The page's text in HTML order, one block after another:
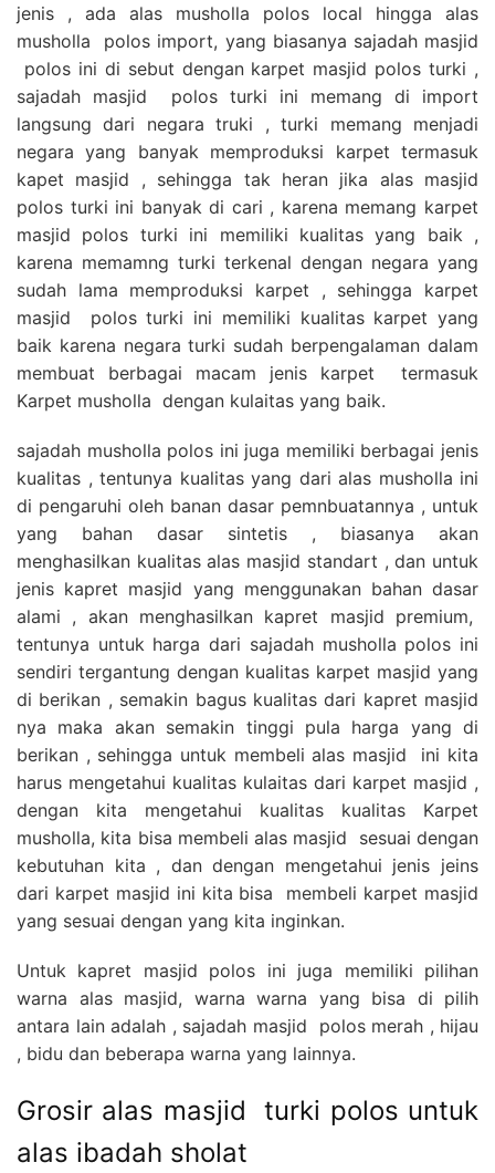
jenis , ada alas musholla polos local hingga alas
musholla polos import, yang biasanya sajadah masjid
polos ini di sebut dengan karpet masjid polos turki ,
sajadah masjid polos turki ini memang di import
langsung dari negara truki , turki memang menjadi
negara yang banyak memproduksi karpet termasuk
kapet masjid , sehingga tak heran jika alas masjid
polos turki ini banyak di cari , karena memang karpet
masjid polos turki ini memiliki kualitas yang baik ,
karena memamng turki terkenal dengan negara yang
sudah lama memproduksi karpet , sehingga karpet
masjid polos turki ini memiliki kualitas karpet yang
baik karena negara turki sudah berpengalaman dalam
membuat berbagai macam jenis karpet termasuk
Karpet musholla dengan kulaitas yang baik.
sajadah musholla polos ini juga memiliki berbagai jenis
kualitas , tentunya kualitas yang dari alas musholla ini
di pengaruhi oleh banan dasar pemnbuatannya , untuk
yang bahan dasar sintetis , biasanya akan
menghasilkan kualitas alas masjid standart , dan untuk
jenis kapret masjid yang menggunakan bahan dasar
alami , akan menghasilkan kapret masjid premium,
tentunya untuk harga dari sajadah musholla polos ini
sendiri tergantung dengan kualitas karpet masjid yang
di berikan , semakin bagus kualitas dari kapret masjid
nya maka akan semakin tinggi pula harga yang di
berikan , sehingga untuk membeli alas masjid ini kita
harus mengetahui kualitas kulaitas dari karpet masjid ,
dengan kita mengetahui kualitas kualitas Karpet
musholla, kita bisa membeli alas masjid sesuai dengan
kebutuhan kita , dan dengan mengetahui jenis jeins
dari karpet masjid ini kita bisa membeli karpet masjid
yang sesuai dengan yang kita inginkan.
Untuk kapret masjid polos ini juga memiliki pilihan
warna alas masjid, warna warna yang bisa di pilih
antara lain adalah , sajadah masjid polos merah , hijau
, bidu dan beberapa warna yang lainnya.
Grosir alas masjid turki polos untuk
alas ibadah sholat